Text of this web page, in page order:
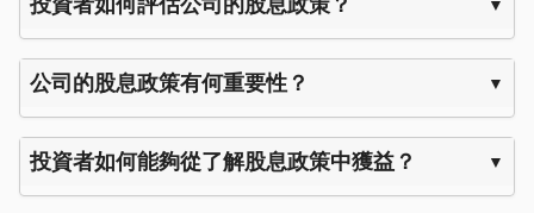
公司的股息政策有何重要性？
投資者如何能夠從了解股息政策中獲益？